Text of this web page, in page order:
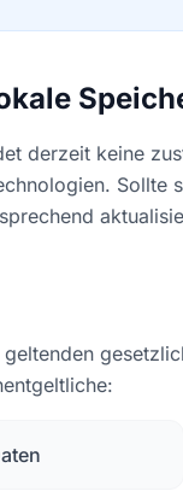
derzeit keine
Sollte